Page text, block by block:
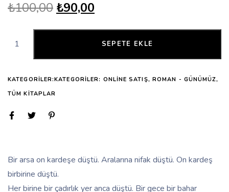
₺100,00 ₺90,00
SEPETE EKLE
KATEGORILER:KATEGORILER: ONLINE SATIŞ, ROMAN - GÜNÜMÜZ,
TÜM KITAPLAR
Bir arsa on kardeşe düştü. Aralarına nifak düştü. On kardeş
birbirine düştü.
Her birine bir çadırlık yer anca düştü. Bir gece bir bahar